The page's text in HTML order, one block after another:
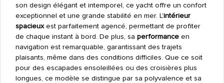
son design élégant et intemporel, ce yacht offre un confort
exceptionnel et une grande stabilité en mer. L'intérieur
spacieuxest parfaitement agencé, permettant de profiter
de chaque instant à bord. De plus, sa performanceen
navigation est remarquable, garantissant des trajets
plaisants, même dans des conditions difficiles. Que ce soit
pour des escapades ensoleillées ou des croisières plus
longues, ce modèle se distingue par sa polyvalence et sa